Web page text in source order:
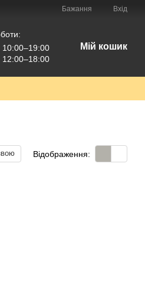
Бажання Вхід
10:00–19:00
12:00–18:00
Мій кошик
Відображення: